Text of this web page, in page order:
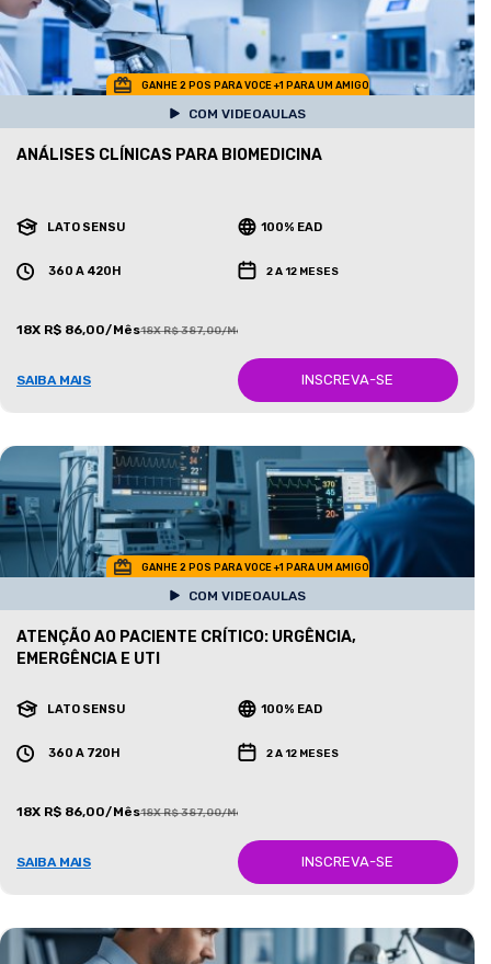
GANHE 2 POS PARA VOCE +1 PARA UM AMIGO
COM VIDEOAULAS
ANÁLISES CLÍNICAS PARA BIOMEDICINA
LATO SENSU 100% EAD
360 A 420H 2 A 12 MESES
18X R$ 86,00/Mês18X R$ 387,00/Mês
SAIBA MAIS INSCREVA-SE
GANHE 2 POS PARA VOCE +1 PARA UM AMIGO
COM VIDEOAULAS
ATENÇÃO AO PACIENTE CRÍTICO: URGÊNCIA,
EMERGÊNCIA E UTI
LATO SENSU 100% EAD
360 A 720H 2 A 12 MESES
18X R$ 86,00/Mês18X R$ 387,00/Mês
SAIBA MAIS INSCREVA-SE